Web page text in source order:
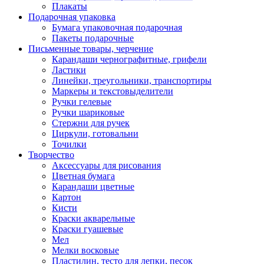
Плакаты
Подарочная упаковка
Бумага упаковочная подарочная
Пакеты подарочные
Письменные товары, черчение
Карандаши чернографитные, грифели
Ластики
Линейки, треугольники, транспортиры
Маркеры и текстовыделители
Ручки гелевые
Ручки шариковые
Стержни для ручек
Циркули, готовальни
Точилки
Творчество
Аксессуары для рисования
Цветная бумага
Карандаши цветные
Картон
Кисти
Краски акварельные
Краски гуашевые
Мел
Мелки восковые
Пластилин, тесто для лепки, песок